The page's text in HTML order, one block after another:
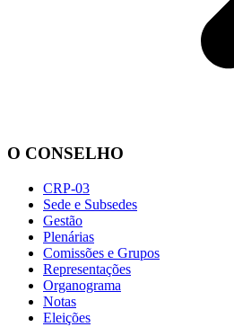
O CONSELHO
CRP-03
Sede e Subsedes
Gestão
Plenárias
Comissões e Grupos
Representações
Organograma
Notas
Eleições